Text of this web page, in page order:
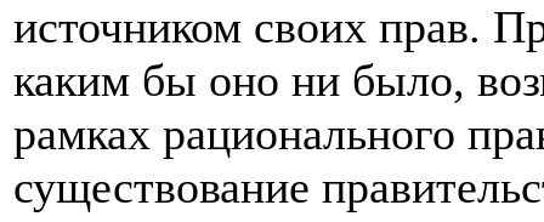
источником своих прав.
каким бы оно ни было,
рамках рационального
существование